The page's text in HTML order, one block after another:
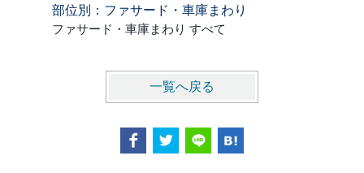
部位別：ファサード・車庫まわり
ファサード・車庫まわり すべて
一覧へ戻る